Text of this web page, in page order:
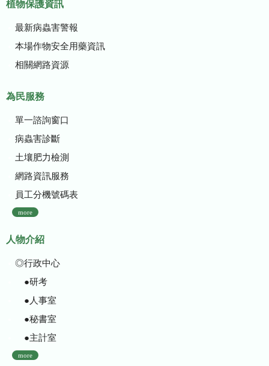
植物保護資訊
最新病蟲害警報
本場作物安全用藥資訊
相關網路資源
為民服務
單一諮詢窗口
病蟲害診斷
土壤肥力檢測
網路資訊服務
員工分機號碼表
more
人物介紹
◎行政中心
●研考
●人事室
●秘書室
●主計室
more